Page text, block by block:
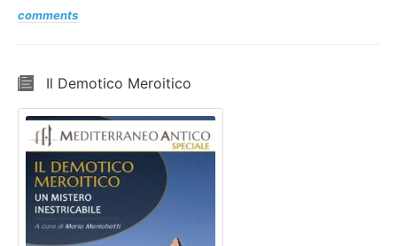
comments
Il Demotico Meroitico